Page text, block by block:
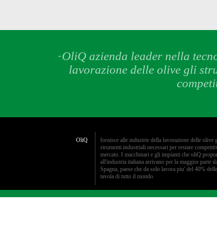
" OliQ azienda leader nella
lavorazione delle olive gli
OliQ
fornisce alle industrie della lavorazione delle olive
strumenti industriali necessari per restare
mercato. I macchinari e gli impianti che oliQ
all'industria italiana arrivano per la maggior parte
Spagna, paese che da solo lavora piu' del 40%
tavola di tutto il mondo.